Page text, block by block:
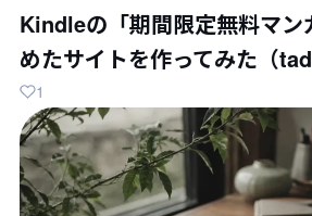
Kindleの「期間限定無料マン
めたサイトを作ってみた（
1